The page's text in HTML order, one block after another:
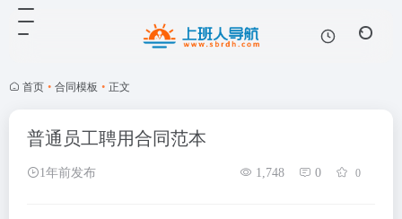
首页 • 合同模板 • 正文
普通员工聘用合同范本
1年前发布 1,748 0 0